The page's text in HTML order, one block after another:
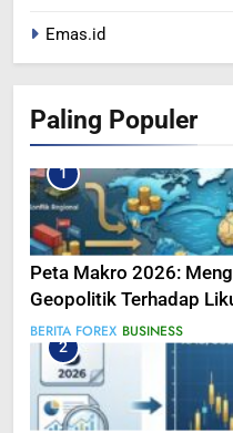
Emas.id
Paling Populer
1
Peta Makro 2026:
Geopolitik Terhadap
BERITA FOREX BUSINESS
2